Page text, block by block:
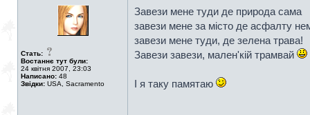
Стать:
Востаннє тут були:
24 квітня 2007, 23:03
Написано: 48
Звідки: USA, Sacramento
Завези мене туди де природа сама
завези мене за місто де асфалту
завези мене туди, де зелена трава!
Завези завези, мален'кій трамвай
І я таку памятаю